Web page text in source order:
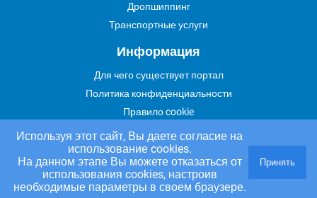
Используя этот сайт, Вы даете согласие на
использование cookies.
На данном этапе Вы можете отказаться от
использования cookies, настроив
необходимые параметры в своем браузере.
Принять
Дропшиппинг
Транспортные услуги
Информация
Для чего существует портал
Политика конфиденциальности
Правило cookie
Пользовательское соглашение
Контакты
Задать вопрос/ Внести предложение